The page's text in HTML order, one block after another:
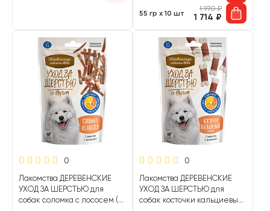
55 гр х 10 шт
1 970₽
1 714 ₽
0
Лакомства ДЕРЕВЕНСКИЕ
УХОД ЗА ШЕРСТЬЮ для
собак соломка с лососем (55
0
Лакомства ДЕРЕВЕНСКИЕ
УХОД ЗА ШЕРСТЬЮ для
собак косточки кальциевые